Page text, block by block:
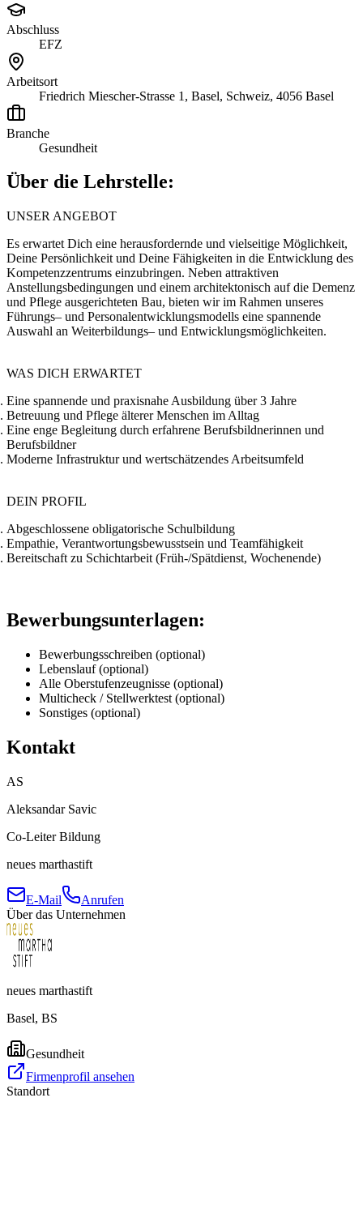
Abschluss
EFZ
Arbeitsort
Friedrich Miescher-Strasse 1, Basel, Schweiz, 4056 Basel
Branche
Gesundheit
Über die Lehrstelle:
UNSER ANGEBOT
Es erwartet Dich eine herausfordernde und vielseitige Möglichkeit,
Deine Persönlichkeit und Deine Fähigkeiten in die Entwicklung des
Kompetenzzentrums einzubringen. Neben attraktiven
Anstellungsbedingungen und einem architektonisch auf die Demenz
und Pflege ausgerichteten Bau, bieten wir im Rahmen unseres
Führungs– und Personalentwicklungsmodells eine spannende
Auswahl an Weiterbildungs– und Entwicklungsmöglichkeiten.
WAS DICH ERWARTET
Eine spannende und praxisnahe Ausbildung über 3 Jahre
Betreuung und Pflege älterer Menschen im Alltag
Eine enge Begleitung durch erfahrene Berufsbildnerinnen und
Berufsbildner
Moderne Infrastruktur und wertschätzendes Arbeitsumfeld
DEIN PROFIL
Abgeschlossene obligatorische Schulbildung
Empathie, Verantwortungsbewusstsein und Teamfähigkeit
Bereitschaft zu Schichtarbeit (Früh-/Spätdienst, Wochenende)
Bewerbungsunterlagen:
Bewerbungsschreiben (optional)
Lebenslauf (optional)
Alle Oberstufenzeugnisse (optional)
Multicheck / Stellwerktest (optional)
Sonstiges (optional)
Kontakt
AS
Aleksandar Savic
Co-Leiter Bildung
neues marthastift
E-Mail
Anrufen
Über das Unternehmen
neues marthastift
Basel, BS
Gesundheit
Firmenprofil ansehen
Standort